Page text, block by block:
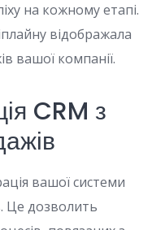
на кожному етапі.
відображала
вашої компанії.
CRM з
вашої системи
Це дозволить